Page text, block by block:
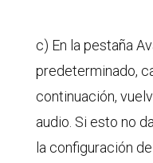
c) En la pestaña
predeterminado,
continuación,
audio. Si esto no
la configuración de